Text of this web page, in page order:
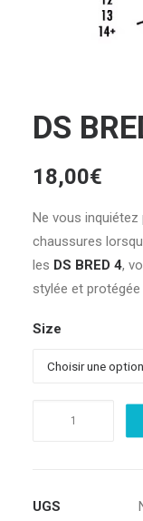
DS
18,00€
Ne vous
chaussures
les DS BRED 4,
stylée et protégée
Size
4
UGS